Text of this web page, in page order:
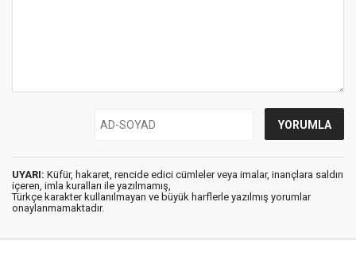
UYARI: Küfür, hakaret, rencide edici cümleler veya imalar, inançlara saldırı
içeren, imla kuralları ile yazılmamış,
Türkçe karakter kullanılmayan ve büyük harflerle yazılmış yorumlar
onaylanmamaktadır.